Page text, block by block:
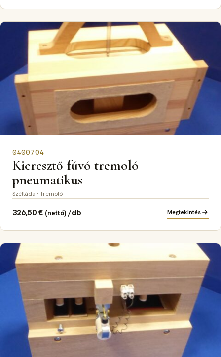
0400704
Kieresztő fúvó tremoló
pneumatikus
Szélláda · Tremoló
326,50€ (nettó) /db Megtekintés